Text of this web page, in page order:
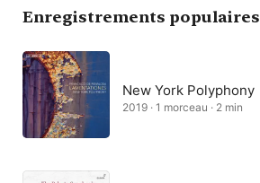
Enregistrements populaires
New York Polyphony
2019 · 1 morceau · 2 min